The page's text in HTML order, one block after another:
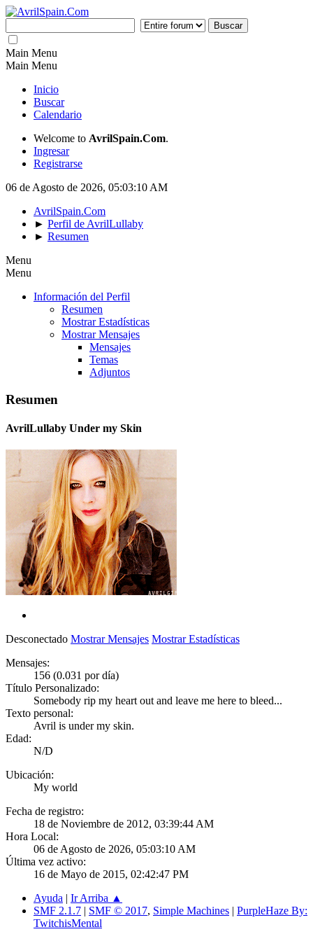
Main Menu
Main Menu
Inicio
Buscar
Calendario
Welcome to AvrilSpain.Com.
Ingresar
Registrarse
06 de Agosto de 2026, 05:03:10 AM
AvrilSpain.Com
► Perfil de AvrilLullaby
► Resumen
Menu
Menu
Información del Perfil
Resumen
Mostrar Estadísticas
Mostrar Mensajes
Mensajes
Temas
Adjuntos
Resumen
AvrilLullaby Under my Skin
Desconectado Mostrar Mensajes Mostrar Estadísticas
Mensajes:
156 (0.031 por día)
Título Personalizado:
Somebody rip my heart out and leave me here to bleed...
Texto personal:
Avril is under my skin.
Edad:
N/D
Ubicación:
My world
Fecha de registro:
18 de Noviembre de 2012, 03:39:44 AM
Hora Local:
06 de Agosto de 2026, 05:03:10 AM
Última vez activo:
16 de Mayo de 2015, 02:42:47 PM
Ayuda | Ir Arriba ▲
SMF 2.1.7 | SMF © 2017, Simple Machines | PurpleHaze By:
TwitchisMental